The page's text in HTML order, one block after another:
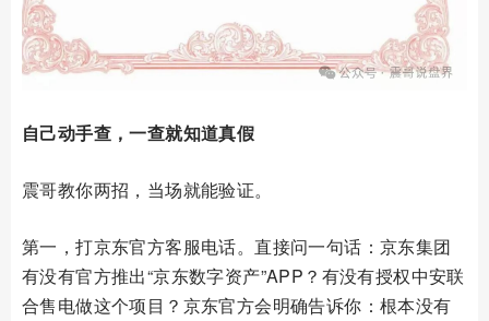
自己动手查，一查就知道真假
震哥教你两招，当场就能验证。
第一，打京东官方客服电话。直接问一句话：京东集团
有没有官方推出“京东数字资产”APP？有没有授权中安联
合售电做这个项目？京东官方会明确告诉你：根本没有